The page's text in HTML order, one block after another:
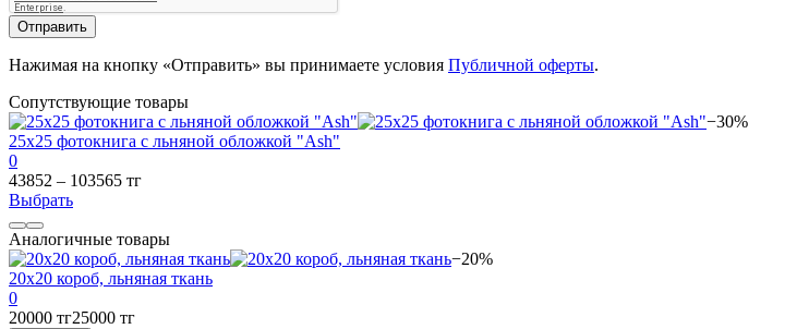
Отправить
Нажимая на кнопку «Отправить» вы принимаете условия Публичной оферты.
Сопутствующие товары
−30%
25x25 фотокнига с льняной обложкой "Ash"
0
43852 – 103565 тг
Выбрать
Аналогичные товары
−20%
20х20 короб, льняная ткань
0
20000 тг25000 тг